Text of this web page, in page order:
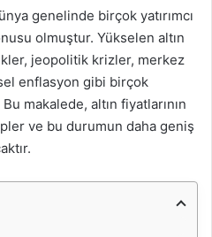
genelinde birçok yatırımcı
olmuştur. Yükselen altın
jeopolitik krizler, merkez
enflasyon gibi birçok
makalede, altın fiyatlarının
ve bu durumun daha geniş